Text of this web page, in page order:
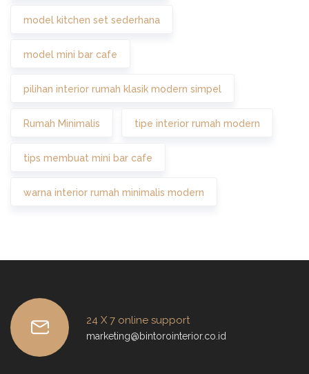
model kitchen set sederhana
model mini bar cafe
pilihan interior rumah klasik modern simpel
Rumah Minimalis tipe interior rumah modern
tips membuat mini bar cafe
warna interior rumah minimalis modern
24 X 7 online support
marketing@bintorointerior.co.id